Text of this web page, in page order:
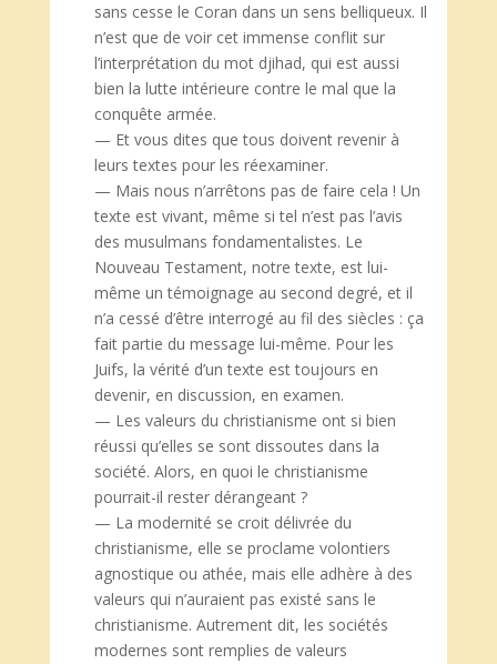
sans cesse le Coran dans un sens belliqueux. Il
n’est que de voir cet immense conflit sur
l’interprétation du mot djihad, qui est aussi
bien la lutte intérieure contre le mal que la
conquête armée.
— Et vous dites que tous doivent revenir à
leurs textes pour les réexaminer.
— Mais nous n’arrêtons pas de faire cela ! Un
texte est vivant, même si tel n’est pas l’avis
des musulmans fondamentalistes. Le
Nouveau Testament, notre texte, est lui-
même un témoignage au second degré, et il
n’a cessé d’être interrogé au fil des siècles : ça
fait partie du message lui-même. Pour les
Juifs, la vérité d’un texte est toujours en
devenir, en discussion, en examen.
— Les valeurs du christianisme ont si bien
réussi qu’elles se sont dissoutes dans la
société. Alors, en quoi le christianisme
pourrait-il rester dérangeant ?
— La modernité se croit délivrée du
christianisme, elle se proclame volontiers
agnostique ou athée, mais elle adhère à des
valeurs qui n’auraient pas existé sans le
christianisme. Autrement dit, les sociétés
modernes sont remplies de valeurs